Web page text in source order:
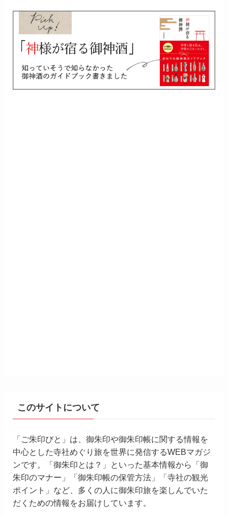
このサイトについて
「ご朱印びと」は、御朱印や御朱印帳に関する情報を
中心とした寺社めぐり旅を世界に発信するWEBマガジ
ンです。「御朱印とは？」といった基本情報から「御
朱印のマナー」「御朱印帳の保管方法」「寺社の観光
ポイント」など、多くの人に御朱印旅を楽しんでいた
だくための情報をお届けしています。